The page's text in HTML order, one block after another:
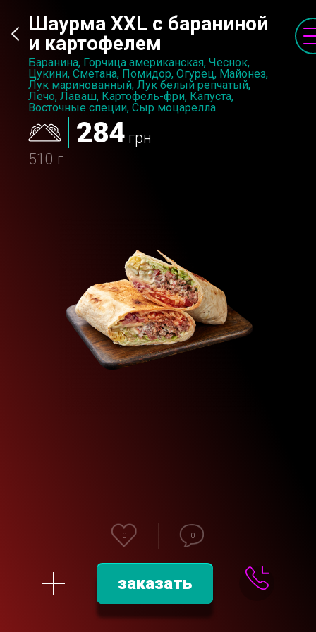
Шаурма XXL с бараниной
и картофелем
Баранина, Горчица американская, Чеснок,
Цукини, Сметана, Помидор, Огурец, Майонез,
Лук маринованный, Лук белый репчатый,
Лечо, Лаваш, Картофель-фри, Капуста,
Восточные специи, Сыр моцарелла
284 грн
510 г
0 0
заказать